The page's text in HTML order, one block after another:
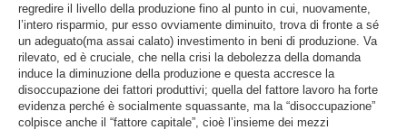
regredire il livello della produzione fino al punto in cui, nuovamente,
l’intero risparmio, pur esso ovviamente diminuito, trova di fronte a sé
un adeguato(ma assai calato) investimento in beni di produzione. Va
rilevato, ed è cruciale, che nella crisi la debolezza della domanda
induce la diminuzione della produzione e questa accresce la
disoccupazione dei fattori produttivi; quella del fattore lavoro ha forte
evidenza perché è socialmente squassante, ma la “disoccupazione”
colpisce anche il “fattore capitale”, cioè l’insieme dei mezzi